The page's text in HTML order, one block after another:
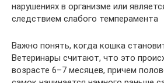
нарушениях в организме или
следствием слабого темперамента
Важно понять, когда кошка
Ветеринары считают, что это
возрасте 6–7 месяцев, причем